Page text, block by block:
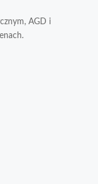
AGD i